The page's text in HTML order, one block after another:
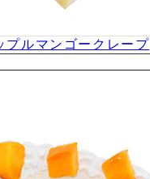
プルマンゴークレープ